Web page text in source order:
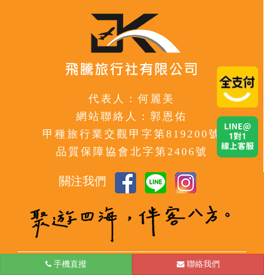
代表人：何麗美
網站聯絡人：郭恩佑
甲種旅行業交觀甲字第819200號
品質保障協會北字第2406號
關注我們
手機直撥
台北 聯絡我們